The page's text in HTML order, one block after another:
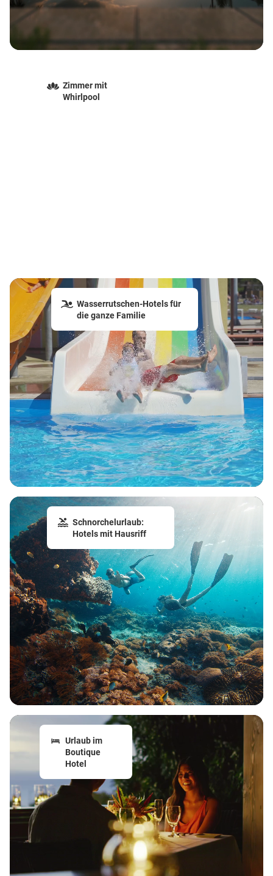
Zimmer mit
Whirlpool
Wasserrutschen-Hotels für
die ganze Familie
Schnorchelurlaub:
Hotels mit Hausriff
Urlaub im
Boutique
Hotel